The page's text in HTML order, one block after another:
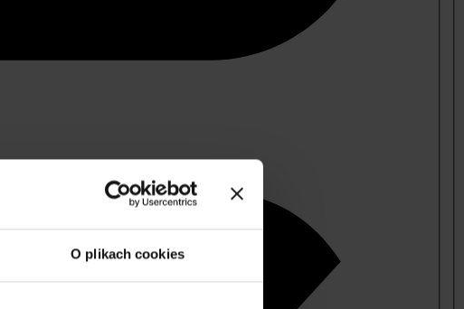
O plikach cookies